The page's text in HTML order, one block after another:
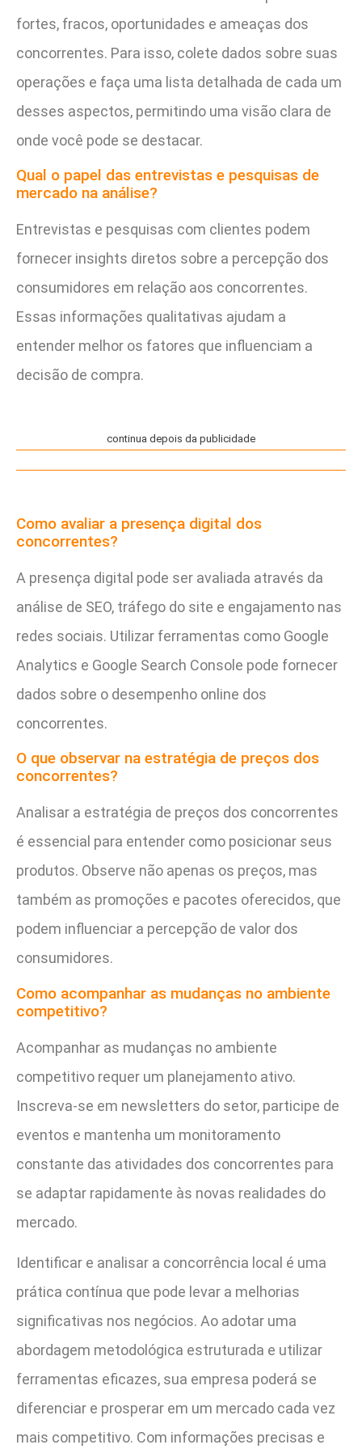
fortes, fracos, oportunidades e ameaças dos
concorrentes. Para isso, colete dados sobre suas
operações e faça uma lista detalhada de cada um
desses aspectos, permitindo uma visão clara de
onde você pode se destacar.
Qual o papel das entrevistas e pesquisas de
mercado na análise?
Entrevistas e pesquisas com clientes podem
fornecer insights diretos sobre a percepção dos
consumidores em relação aos concorrentes.
Essas informações qualitativas ajudam a
entender melhor os fatores que influenciam a
decisão de compra.
continua depois da publicidade
Como avaliar a presença digital dos
concorrentes?
A presença digital pode ser avaliada através da
análise de SEO, tráfego do site e engajamento nas
redes sociais. Utilizar ferramentas como Google
Analytics e Google Search Console pode fornecer
dados sobre o desempenho online dos
concorrentes.
O que observar na estratégia de preços dos
concorrentes?
Analisar a estratégia de preços dos concorrentes
é essencial para entender como posicionar seus
produtos. Observe não apenas os preços, mas
também as promoções e pacotes oferecidos, que
podem influenciar a percepção de valor dos
consumidores.
Como acompanhar as mudanças no ambiente
competitivo?
Acompanhar as mudanças no ambiente
competitivo requer um planejamento ativo.
Inscreva-se em newsletters do setor, participe de
eventos e mantenha um monitoramento
constante das atividades dos concorrentes para
se adaptar rapidamente às novas realidades do
mercado.
Identificar e analisar a concorrência local é uma
prática contínua que pode levar a melhorias
significativas nos negócios. Ao adotar uma
abordagem metodológica estruturada e utilizar
ferramentas eficazes, sua empresa poderá se
diferenciar e prosperar em um mercado cada vez
mais competitivo. Com informações precisas e